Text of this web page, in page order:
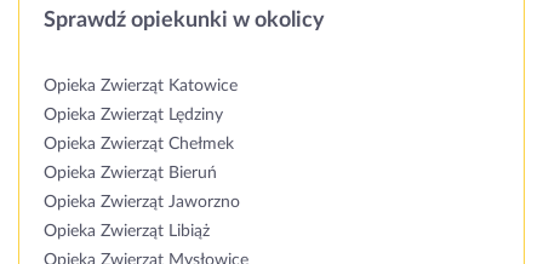
Sprawdź opiekunki w okolicy
Opieka Zwierząt Katowice
Opieka Zwierząt Lędziny
Opieka Zwierząt Chełmek
Opieka Zwierząt Bieruń
Opieka Zwierząt Jaworzno
Opieka Zwierząt Libiąż
Opieka Zwierząt Mysłowice